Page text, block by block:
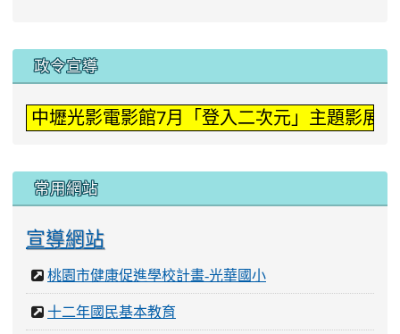
政令宣導
中壢光影電影館7月「登入二次元」主題影展。
常用網站
宣導網站
桃園市健康促進學校計畫-光華國小
十二年國民基本教育